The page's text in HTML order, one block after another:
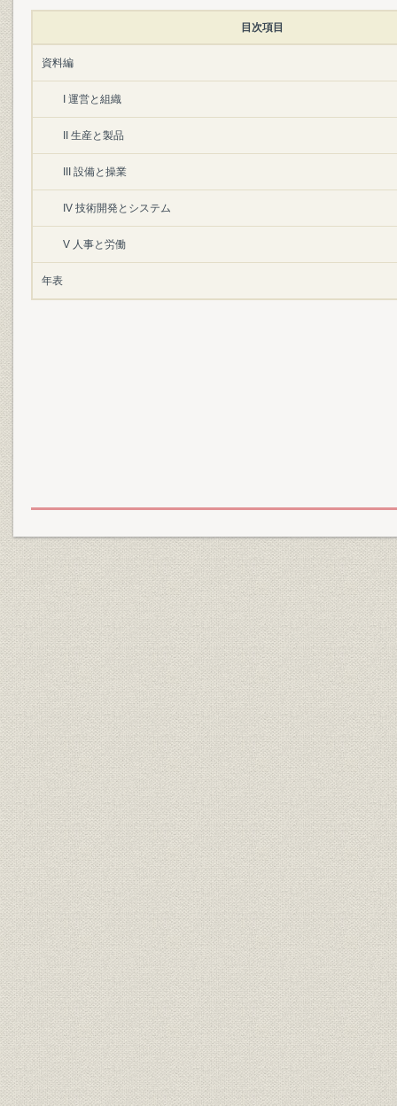
目次項目
資料編
I 運営と組織
II 生産と製品
III 設備と操業
IV 技術開発とシステム
V 人事と労働
年表